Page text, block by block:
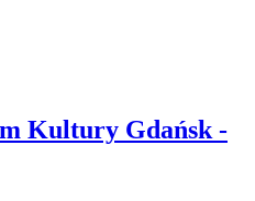
Kultury Gdańsk -